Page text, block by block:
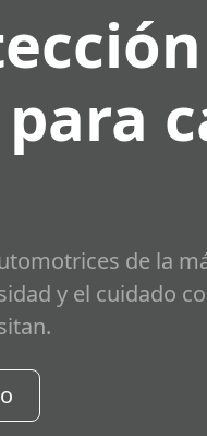
de la
y el cuidado